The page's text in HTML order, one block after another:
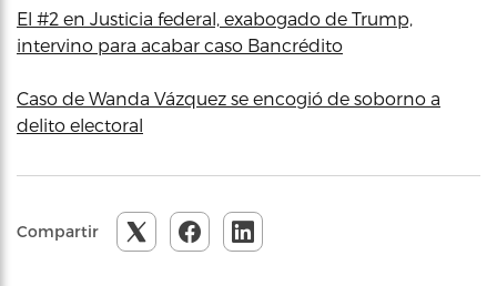
El #2 en Justicia federal, exabogado de Trump,
intervino para acabar caso Bancrédito
Caso de Wanda Vázquez se encogió de soborno a
delito electoral
Compartir